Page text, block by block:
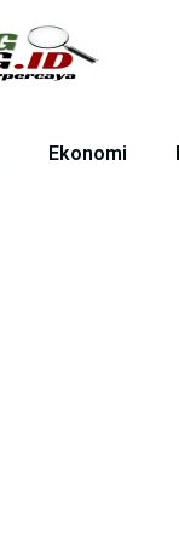
Ekonomi